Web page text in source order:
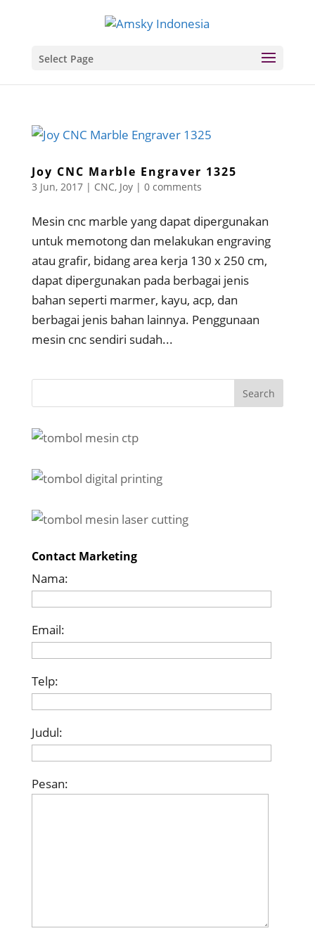
Select Page
Joy CNC Marble Engraver 1325
3 Jun, 2017| CNC, Joy| 0 comments
Mesin cnc marble yang dapat dipergunakan
untuk memotong dan melakukan engraving
atau grafir, bidang area kerja 130 x 250 cm,
dapat dipergunakan pada berbagai jenis
bahan seperti marmer, kayu, acp, dan
berbagai jenis bahan lainnya. Penggunaan
mesin cnc sendiri sudah...
Contact Marketing
Nama:
Email:
Telp:
Judul:
Pesan: